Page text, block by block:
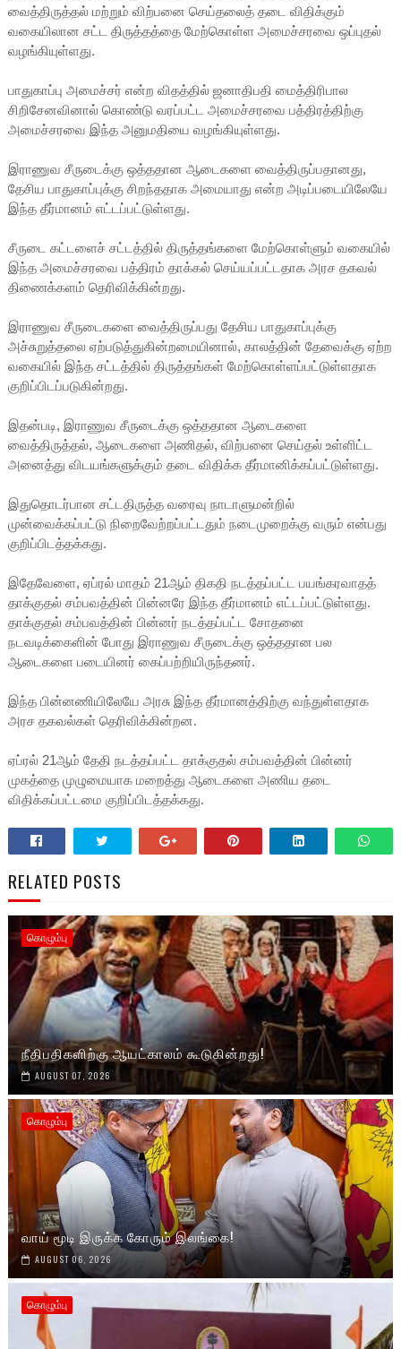
வைத்திருத்தல் மற்றும் விற்பனை செய்தலைத் தடை விதிக்கும்
வகையிலான சட்ட திருத்தத்தை மேற்கொள்ள அமைச்சரவை ஒப்புதல்
வழங்கியுள்ளது.
பாதுகாப்பு அமைச்சர் என்ற விதத்தில் ஜனாதிபதி மைத்திரிபால
சிறிசேனவினால் கொண்டு வரப்பட்ட அமைச்சரவை பத்திரத்திற்கு
அமைச்சரவை இந்த அனுமதியை வழங்கியுள்ளது.
இராணுவ சீருடைக்கு ஒத்ததான ஆடைகளை வைத்திருப்பதானது,
தேசிய பாதுகாப்புக்கு சிறந்ததாக அமையாது என்ற அடிப்படையிலேயே
இந்த தீர்மானம் எட்டப்பட்டுள்ளது.
சீருடை கட்டளைச் சட்டத்தில் திருத்தங்களை மேற்கொள்ளும் வகையில்
இந்த அமைச்சரவை பத்திரம் தாக்கல் செய்யப்பட்டதாக அரச தகவல்
திணைக்களம் தெரிவிக்கின்றது.
இராணுவ சீருடைகளை வைத்திருப்பது தேசிய பாதுகாப்புக்கு
அச்சுறுத்தலை ஏற்படுத்துகின்றமையினால், காலத்தின் தேவைக்கு ஏற்ற
வகையில் இந்த சட்டத்தில் திருத்தங்கள் மேற்கொள்ளப்பட்டுள்ளதாக
குறிப்பிடப்படுகின்றது.
இதன்படி, இராணுவ சீருடைக்கு ஒத்ததான ஆடைகளை
வைத்திருத்தல், ஆடைகளை அணிதல், விற்பனை செய்தல் உள்ளிட்ட
அனைத்து விடயங்களுக்கும் தடை விதிக்க தீர்மானிக்கப்பட்டுள்ளது.
இதுதொடர்பான சட்டதிருத்த வரைவு நாடாளுமன்றில்
முன்வைக்கப்பட்டு நிறைவேற்றப்பட்டதும் நடைமுறைக்கு வரும் என்பது
குறிப்பிடத்தக்கது.
இதேவேளை, ஏப்ரல் மாதம் 21ஆம் திகதி நடத்தப்பட்ட பயங்கரவாதத்
தாக்குதல் சம்பவத்தின் பின்னரே இந்த தீர்மானம் எட்டப்பட்டுள்ளது.
தாக்குதல் சம்பவத்தின் பின்னர் நடத்தப்பட்ட சோதனை
நடவடிக்கைளின் போது இராணுவ சீருடைக்கு ஒத்ததான பல
ஆடைகளை படையினர் கைப்பற்றியிருந்தனர்.
இந்த பின்னணியிலேயே அரசு இந்த தீர்மானத்திற்கு வந்துள்ளதாக
அரச தகவல்கள் தெரிவிக்கின்றன.
ஏப்ரல் 21ஆம் தேதி நடத்தப்பட்ட தாக்குதல் சம்பவத்தின் பின்னர்
முகத்தை முழுமையாக மறைத்து ஆடைகளை அணிய தடை
விதிக்கப்பட்டமை குறிப்பிடத்தக்கது.
RELATED POSTS
கொழும்பு
நீதிபதிகளிற்கு ஆயட்காலம் கூடுகின்றது!
AUGUST 07, 2026
கொழும்பு
வாய் மூடி இருக்க கோரும் இலங்கை!
AUGUST 06, 2026
கொழும்பு